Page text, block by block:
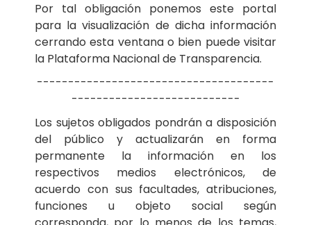
Por tal obligación ponemos este portal
para la visualización de dicha información
cerrando esta ventana o bien puede visitar
la Plataforma Nacional de Transparencia.
--------------------------------------
---------------------------
Los sujetos obligados pondrán a disposición
del público y actualizarán en forma
permanente la información en los
respectivos medios electrónicos, de
acuerdo con sus facultades, atribuciones,
funciones u objeto social según